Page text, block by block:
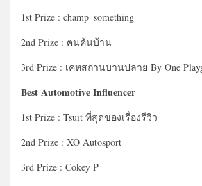
1st Prize : champ_something
2nd Prize : ฅนค้นบ้าน
3rd Prize : เคหสถานบานปลาย By One
Best Automotive Influencer
1st Prize : Tsuit ที่สุดของเรื่องรีวิว
2nd Prize : XO Autosport
3rd Prize : Cokey P